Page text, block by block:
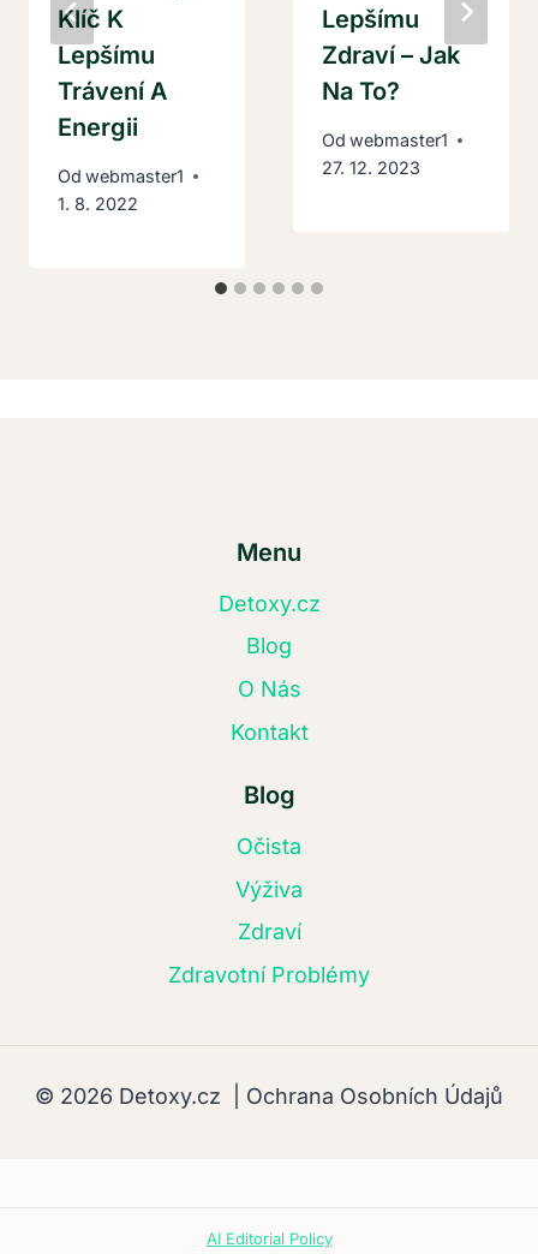
Klíč K
Lepšímu
Trávení A
Energii
Od webmaster1
1. 8. 2022
Lepšímu
Zdraví – Jak
Na To?
Od webmaster1
27. 12. 2023
Menu
Detoxy.cz
Blog
O Nás
Kontakt
Blog
Očista
Výživa
Zdraví
Zdravotní Problémy
© 2026 Detoxy.cz | Ochrana Osobních Údajů
AI Editorial Policy